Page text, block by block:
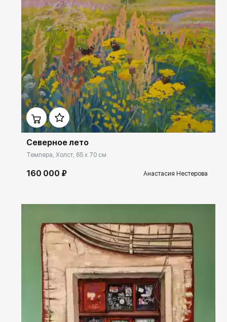
Домен: ekb.rakovgallery.ru
Северное лето
Темпера, Холст, 65 x 70 см
160 000 ₽ Анастасия Нестерова